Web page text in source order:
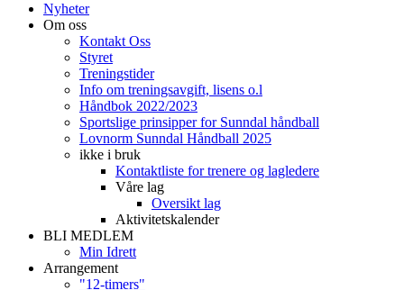
Nyheter
Om oss
Kontakt Oss
Styret
Treningstider
Info om treningsavgift, lisens o.l
Håndbok 2022/2023
Sportslige prinsipper for Sunndal håndball
Lovnorm Sunndal Håndball 2025
ikke i bruk
Kontaktliste for trenere og lagledere
Våre lag
Oversikt lag
Aktivitetskalender
BLI MEDLEM
Min Idrett
Arrangement
"12-timers"